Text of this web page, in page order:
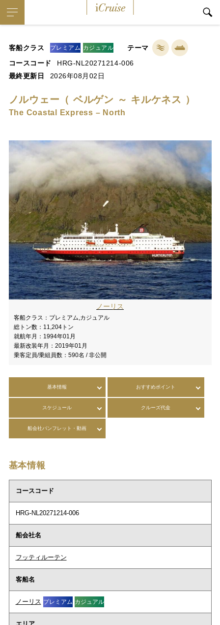
客船クラス プレミアム カジュアル
テーマ
コースコード
HRG-NL20271214-006
最終更新日
2026年08月02日
ノルウェー（ ベルゲン ～ キルケネス ）
The Coastal Express – North
ノーリス
客船クラス： プレミアム,カジュアル
総トン数： 11,204トン
就航年月： 1994年01月
最新改装年月： 2019年01月
乗客定員/乗組員数： 590名 / 非公開
基本情報 おすすめポイント
スケジュール クルーズ代金
船会社パンフレット・動画
基本情報
コースコード
HRG-NL20271214-006
船会社名
フッティルーテン
客船名
ノーリス プレミアム カジュアル